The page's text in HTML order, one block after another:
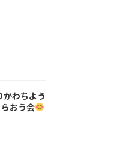
かわちよう
おう会